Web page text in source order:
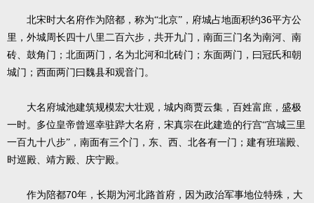
北宋时大名府作为陪都，称为“北京”，府城占地面积约36平方公
里，外城周长四十八里二百六步，共开九门，南面三门名为南河、南
砖、鼓角门；北面两门，名为北河和北砖门；东面两门，曰冠氏和朝
城门；西面两门曰魏县和观音门。
大名府城池建筑规模宏大壮观，城内商贾云集，百姓富庶，盛极
一时。多位皇帝曾巡幸驻跸大名府，宋真宗在此建造的行宫“宫城三里
一百九十八步”，南面有三个门，东、西、北各有一门；建有班瑞殿、
时巡殿、靖方殿、庆宁殿。
作为陪都70年，长期为河北路首府，因为政治军事地位特殊，大